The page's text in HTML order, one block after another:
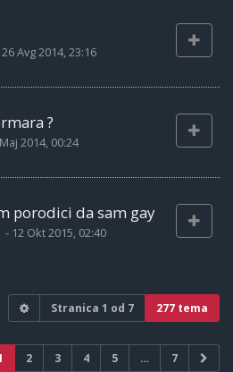
26 Avg 2014, 23:16
?
2014, 00:24
porodici da sam gay
- 12 Okt 2015, 02:40
Stranica 1 od 7 277 tema
2 3 4 5 … 7